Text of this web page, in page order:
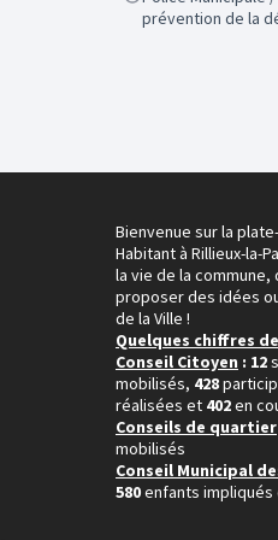
prévention de la
Bienvenue sur la
Habitant à Rillieux-la-
la vie de la
proposer des idées
de la Ville !
Quelques chiffres
Conseil Citoyen : 12
mobilisés, 428
réalisées et 402en
Conseils de quartier
mobilisés
Conseil Municipal
580enfants impliqués